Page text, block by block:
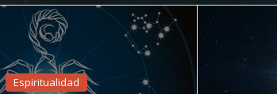
Espiritualidad